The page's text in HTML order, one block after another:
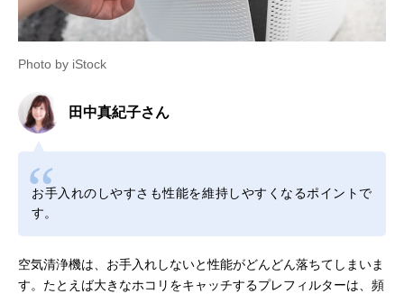
Photo by iStock
田中真紀子さん
お手入れのしやすさも性能を維持しやすくなるポイントで
す。
空気清浄機は、お手入れしないと性能がどんどん落ちてしまいま
す。たとえば大きなホコリをキャッチするプレフィルターは、頻